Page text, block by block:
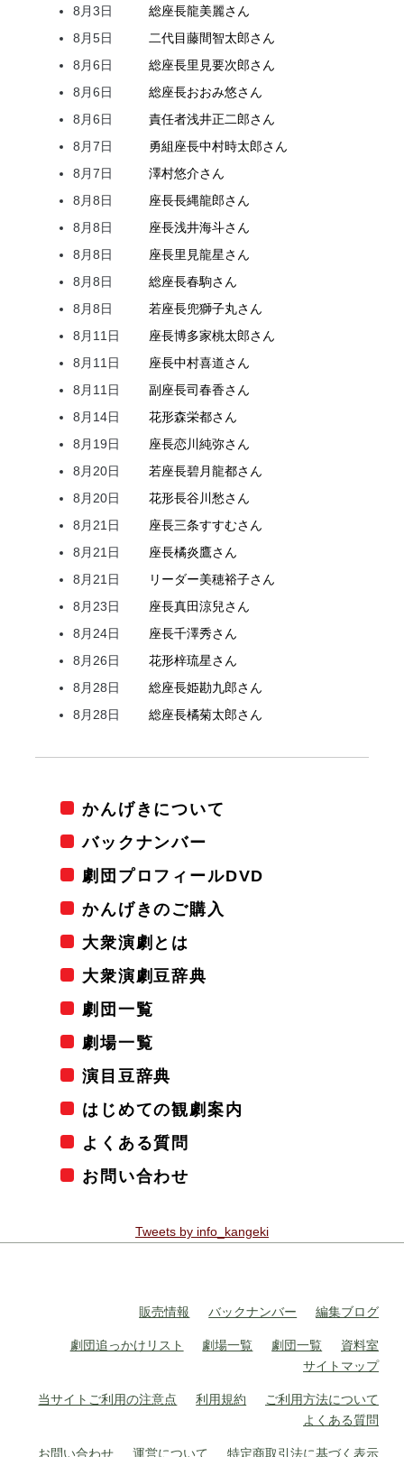
8月3日
総座長龍美麗さん
8月5日
二代目藤間智太郎さん
8月6日
総座長里見要次郎さん
8月6日
総座長おおみ悠さん
8月6日
責任者浅井正二郎さん
8月7日
勇組座長中村時太郎さん
8月7日
澤村悠介さん
8月8日
座長長縄龍郎さん
8月8日
座長浅井海斗さん
8月8日
座長里見龍星さん
8月8日
総座長春駒さん
8月8日
若座長兜獅子丸さん
8月11日
座長博多家桃太郎さん
8月11日
座長中村喜道さん
8月11日
副座長司春香さん
8月14日
花形森栄都さん
8月19日
座長恋川純弥さん
8月20日
若座長碧月龍都さん
8月20日
花形長谷川愁さん
8月21日
座長三条すすむさん
8月21日
座長橘炎鷹さん
8月21日
リーダー美穂裕子さん
8月23日
座長真田涼兒さん
8月24日
座長千澤秀さん
8月26日
花形梓琉星さん
8月28日
総座長姫勘九郎さん
8月28日
総座長橘菊太郎さん
かんげきについて
バックナンバー
劇団プロフィールDVD
かんげきのご購入
大衆演劇とは
大衆演劇豆辞典
劇団一覧
劇場一覧
演目豆辞典
はじめての観劇案内
よくある質問
お問い合わせ
Tweets by info_kangeki
販売情報 バックナンバー 編集ブログ
劇団追っかけリスト 劇場一覧 劇団一覧
資料室
サイトマップ
当サイトご利用の注意点 利用規約
ご利用方法について
よくある質問
お問い合わせ 運営について 特定商取引法に基づく表示